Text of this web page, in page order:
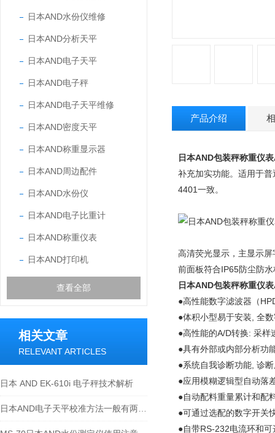
日本AND水份仪维修
日本AND分析天平
日本AND电子天平
日本AND电子秤
日本AND电子天平维修
日本AND密度天平
日本AND称重显示器
日本AND周边配件
日本AND水份仪
日本AND电子比重计
日本AND称重仪表
日本AND打印机
查看全部
相关文章
RELEVANT ARTICLES
日本 AND EK-610i 电子秤技术解析
产品介绍
日本AND包装秤称重仪
补充加实功能。适用于
4401一致。
高清荧光显示，主显示屏
前面板符合IP65防尘防
日本AND包装秤称重仪
●高性能数字滤波器（
●体积小型易于安装 全
●高性能的A/D转换: 采样
●具有外部或内部分析功
●系统自我诊断功能 诊
●应用模糊逻辑型自动落
●自动配料重量累计和配
●可通过选配的数字开关
●自带RS-232电流环和可